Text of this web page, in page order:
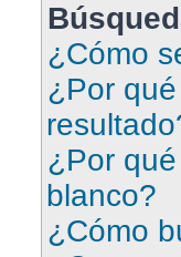
¿Cómo
¿Por
¿Por
blanco?
¿Cómo